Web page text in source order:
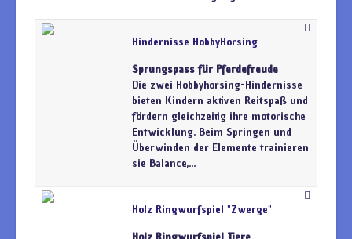
Hindernisse HobbyHorsing
Sprungspass für Pferdefreude
Die zwei Hobbyhorsing-Hindernisse
bieten Kindern aktiven Reitspaß und
fördern gleichzeitig ihre motorische
Entwicklung. Beim Springen und
Überwinden der Elemente trainieren
sie Balance,...
Holz Ringwurfspiel "Zwerge"